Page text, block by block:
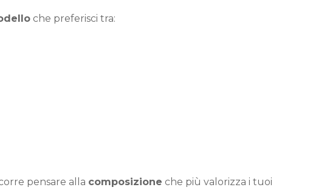
che preferisci tra:
pensare alla composizione che più valorizza i tuoi